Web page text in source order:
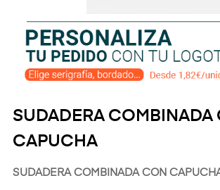
SUDADERA COMBINADA
CAPUCHA
SUDADERA COMBINADA CON